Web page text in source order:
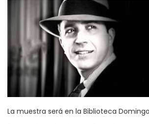
La muestra será en la Biblioteca